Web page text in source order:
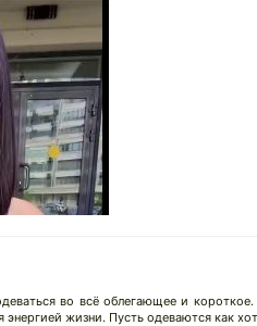
во всё облегающее и
жизни. Пусть одеваются как